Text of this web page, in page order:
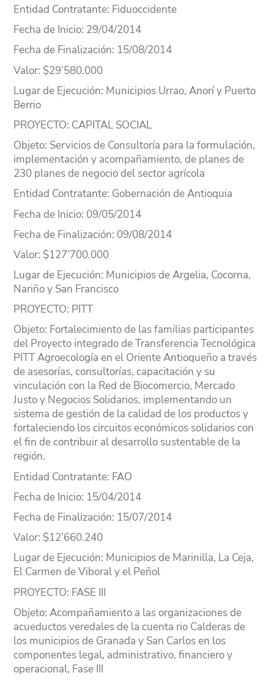
Entidad Contratante: Fiduoccidente
Fecha de Inicio: 29/04/2014
Fecha de Finalización: 15/08/2014
Valor: $29’580.000
Lugarde Ejecución: Municipios Urrao, Anorí y Puerto
Berrio
PROYECTO: CAPITAL SOCIAL
Objeto: Servicios de Consultoría para la formulación,
implementación y acompañamiento, de planes de
230 planes de negocio del sector agrícola
Entidad Contratante: Gobernación de Antioquia
Fecha de Inicio: 09/05/2014
Fecha de Finalización: 09/08/2014
Valor: $127’700.000
Lugarde Ejecución: Municipios de Argelia, Cocorna,
Nariño y San Francisco
PROYECTO: PITT
Objeto: Fortalecimiento de las familias participantes
del Proyecto integrado de Transferencia Tecnológica
PITT Agroecología en el Oriente Antioqueño a través
de asesorías, consultorías, capacitación y su
vinculación con la Red de Biocomercio, Mercado
Justo y Negocios Solidarios, implementando un
sistema de gestión de la calidad de los productos y
fortaleciendo los circuitos económicos solidarios con
el fin de contribuir al desarrollo sustentable de la
región.
Entidad Contratante: FAO
Fecha de Inicio: 15/04/2014
Fecha de Finalización: 15/07/2014
Valor: $12’660.240
Lugarde Ejecución: Municipios de Marinilla, La Ceja,
El Carmen de Viboral y el Peñol
PROYECTO: FASE III
Objeto: Acompañamiento a las organizaciones de
acueductos veredales de la cuenta rio Calderas de
los municipios de Granada y San Carlos en los
componentes legal, administrativo, financiero y
operacional, Fase III